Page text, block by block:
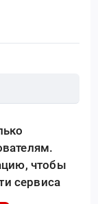
чтобы
сервиса